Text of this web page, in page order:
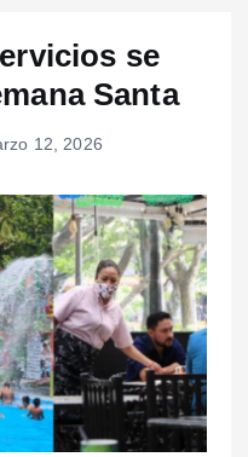
se
Santa
12, 2026